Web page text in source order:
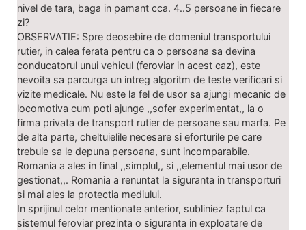
nivel de tara, baga in pamant cca. 4..5 persoane in fiecare
zi?
OBSERVATIE: Spre deosebire de domeniul transportului
rutier, in calea ferata pentru ca o persoana sa devina
conducatorul unui vehicul (feroviar in acest caz), este
nevoita sa parcurga un intreg algoritm de teste verificari si
vizite medicale. Nu este la fel de usor sa ajungi mecanic de
locomotiva cum poti ajunge ,,sofer experimentat,, la o
firma privata de transport rutier de persoane sau marfa. Pe
de alta parte, cheltuielile necesare si eforturile pe care
trebuie sa le depuna persoana, sunt incomparabile.
Romania a ales in final ,,simplul,, si ,,elementul mai usor de
gestionat,,. Romania a renuntat la siguranta in transporturi
si mai ales la protectia mediului.
In sprijinul celor mentionate anterior, subliniez faptul ca
sistemul feroviar prezinta o siguranta in exploatare de